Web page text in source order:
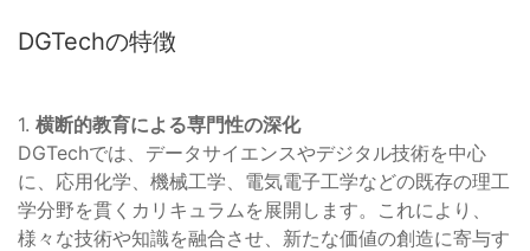
DGTechの特徴
1. 横断的教育による専門性の深化
DGTechでは、データサイエンスやデジタル技術を中心
に、応用化学、機械工学、電気電子工学などの既存の理工
学分野を貫くカリキュラムを展開します。これにより、
様々な技術や知識を融合させ、新たな価値の創造に寄与す